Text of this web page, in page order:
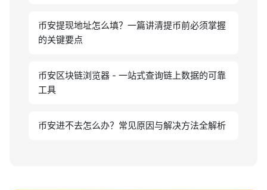
币安提现地址怎么填？一篇讲清提币前必须掌握
的关键要点
币安区块链浏览器 - 一站式查询链上数据的可靠
工具
币安进不去怎么办？常见原因与解决方法全解析